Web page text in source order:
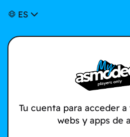
ES
Tu cuenta para acceder
webs y apps de